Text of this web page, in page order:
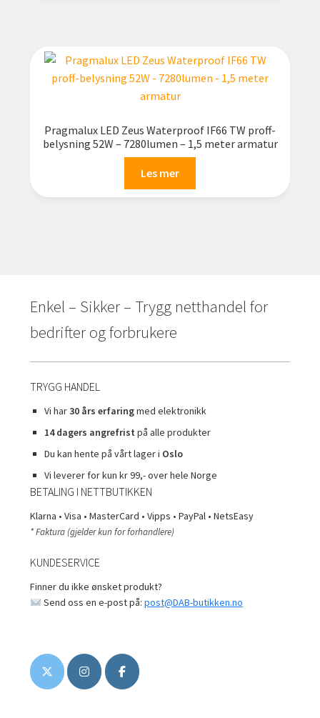
Pragmalux LED Zeus Waterproof IF66 TW proff-
belysning 52W – 7280lumen – 1,5 meter armatur
Les mer
Enkel – Sikker – Trygg netthandel for
bedrifter og forbrukere
TRYGG HANDEL
Vi har30 års erfaringmed elektronikk
14 dagers angrefrist på alle produkter
Du kan hente på vårt lager i Oslo
Vi leverer for kun kr 99,- over hele Norge
BETALING I NETTBUTIKKEN
Klarna • Visa • MasterCard • Vipps • PayPal • NetsEasy
* Faktura (gjelder kun for forhandlere)
KUNDESERVICE
Finner du ikke ønsket produkt?
Send oss en e-post på: post@DAB-butikken.no